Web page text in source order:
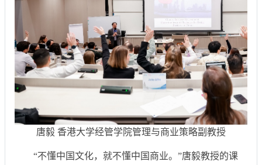
唐毅 香港大学经管学院管理与商业策略副教授
“不懂中国文化，就不懂中国商业。”唐毅教授的课